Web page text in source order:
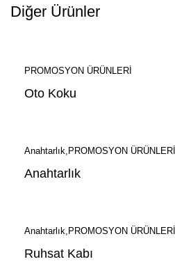
Diğer Ürünler
PROMOSYON ÜRÜNLERİ
Oto Koku
Anahtarlık PROMOSYON ÜRÜNLERİ
Anahtarlık
Anahtarlık PROMOSYON ÜRÜNLERİ
Ruhsat Kabı